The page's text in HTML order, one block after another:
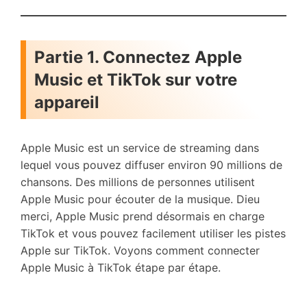
Partie 1. Connectez Apple
Music et TikTok sur votre
appareil
Apple Music est un service de streaming dans
lequel vous pouvez diffuser environ 90 millions de
chansons. Des millions de personnes utilisent
Apple Music pour écouter de la musique. Dieu
merci, Apple Music prend désormais en charge
TikTok et vous pouvez facilement utiliser les pistes
Apple sur TikTok. Voyons comment connecter
Apple Music à TikTok étape par étape.